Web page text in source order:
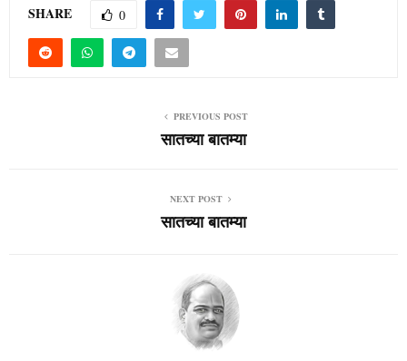
SHARE 0
PREVIOUS POST
सातच्या बातम्या
NEXT POST
सातच्या बातम्या